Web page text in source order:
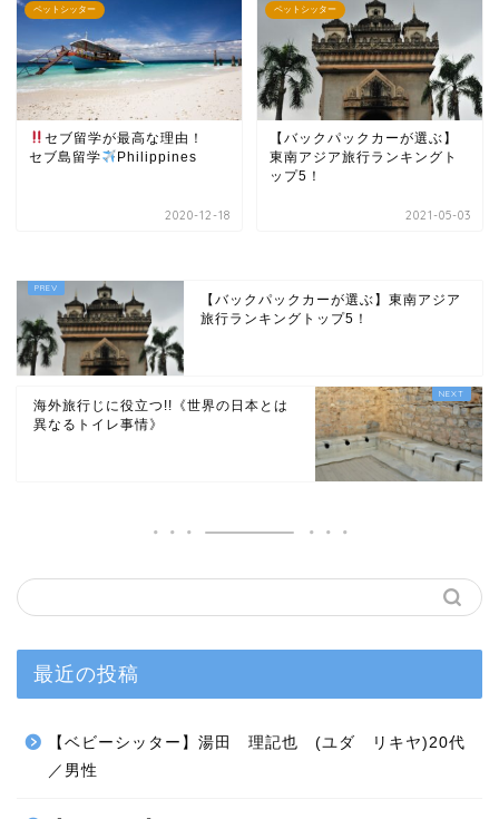
ペットシッター
セブ留学が最高な理由！
セブ島留学
Philippines
2020-12-18
ペットシッター
【バックパックカーが選ぶ】
東南アジア旅行ランキングト
ップ5！
2021-05-03
【バックパックカーが選ぶ】東南アジア
旅行ランキングトップ5！
海外旅行じに役立つ!!《世界の日本とは
異なるトイレ事情》
最近の投稿
【ベビーシッター】湯田 理記也 (ユダ リキヤ)20代
／男性